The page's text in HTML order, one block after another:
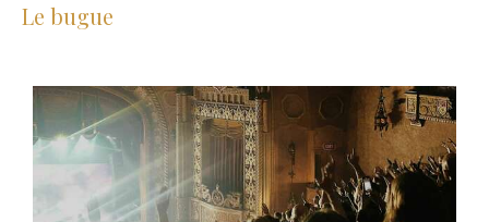
Le bugue